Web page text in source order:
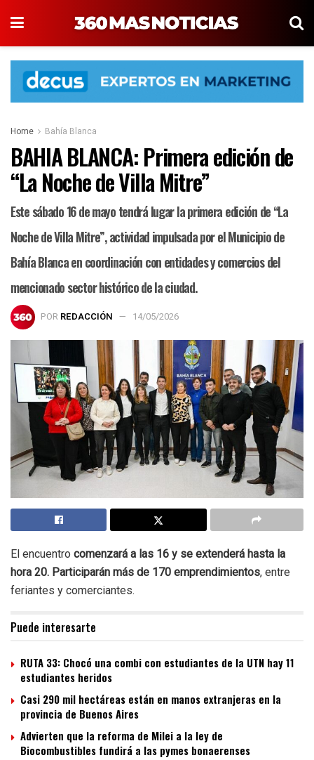
Home Bahía Blanca
BAHIA BLANCA: Primera edición de
“La Noche de Villa Mitre”
Este sábado 16 de mayo tendrá lugar la primera edición de “La
Noche de Villa Mitre”, actividad impulsada por el Municipio de
Bahía Blanca en coordinación con entidades y comercios del
mencionado sector histórico de la ciudad.
POR REDACCIÓN 14/05/2026
El encuentro comenzará a las 16 y se extenderá hasta la
hora 20. Participarán más de 170 emprendimientos, entre
feriantes y comerciantes.
Puede interesarte
RUTA 33: Chocó una combi con estudiantes de la UTN hay 11
estudiantes heridos
Casi 290 mil hectáreas están en manos extranjeras en la
provincia de Buenos Aires
Advierten que la reforma de Milei a la ley de
Biocombustibles fundirá a las pymes bonaerenses